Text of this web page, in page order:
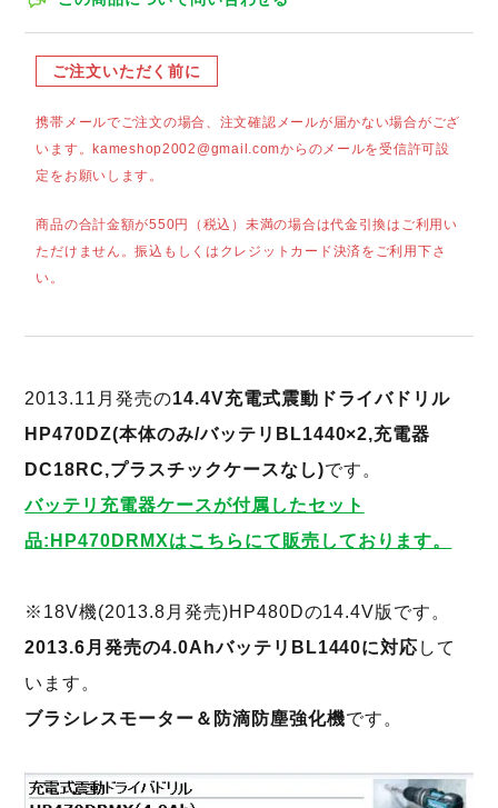
ご注文いただく前に
携帯メールでご注文の場合、注文確認メールが届かない場合がござ
います。kameshop2002@gmail.comからのメールを受信許可設
定をお願いします。
商品の合計金額が550円（税込）未満の場合は代金引換はご利用い
ただけません。振込もしくはクレジットカード決済をご利用下さ
い。
2013.11月発売の14.4V充電式震動ドライバドリル
HP470DZ(本体のみ/バッテリBL1440×2,充電器
DC18RC,プラスチックケースなし)です。
バッテリ充電器ケースが付属したセット
品:HP470DRMXはこちらにて販売しております。
※18V機(2013.8月発売)HP480Dの14.4V版です。
2013.6月発売の4.0AhバッテリBL1440に対応 して
います。
ブラシレスモーター＆防滴防塵強化機です。